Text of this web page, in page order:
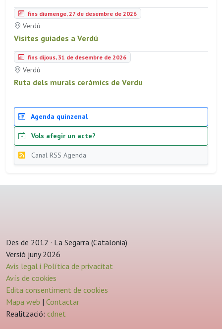
fins diumenge, 27 de desembre de 2026
Verdú
Visites guiades a Verdú
fins dijous, 31 de desembre de 2026
Verdú
Ruta dels murals ceràmics de Verdu
Agenda quinzenal
Vols afegir un acte?
Canal RSS Agenda
Des de 2012 · La Segarra (Catalonia)
Versió juny 2026
Avis legal i Política de privacitat
Avís de cookies
Edita consentiment de cookies
Mapa web | Contactar
Realització: cdnet